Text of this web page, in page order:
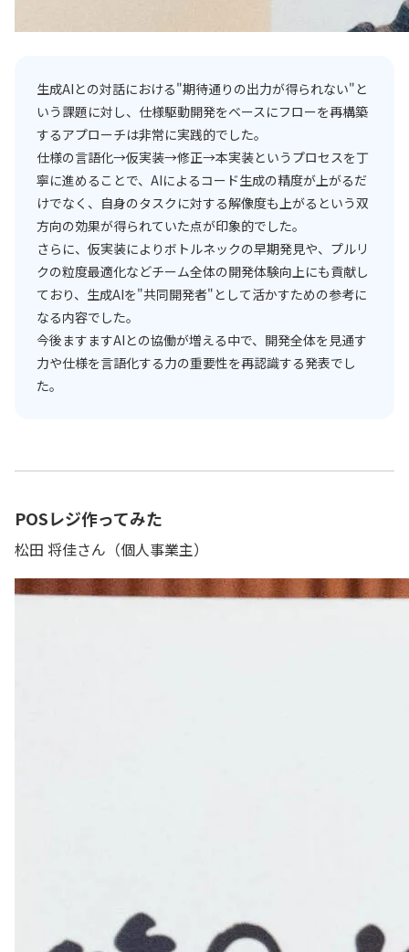
生成AIとの対話における"期待通りの出力が得られない"と
いう課題に対し、仕様駆動開発をベースにフローを再構築
するアプローチは非常に実践的でした。
仕様の言語化→仮実装→修正→本実装というプロセスを丁
寧に進めることで、AIによるコード生成の精度が上がるだ
けでなく、自身のタスクに対する解像度も上がるという双
方向の効果が得られていた点が印象的でした。
さらに、仮実装によりボトルネックの早期発見や、プルリ
クの粒度最適化などチーム全体の開発体験向上にも貢献し
ており、生成AIを"共同開発者"として活かすための参考に
なる内容でした。
今後ますますAIとの協働が増える中で、開発全体を見通す
力や仕様を言語化する力の重要性を再認識する発表でし
た。
POSレジ作ってみた
松田 将佳さん（個人事業主）